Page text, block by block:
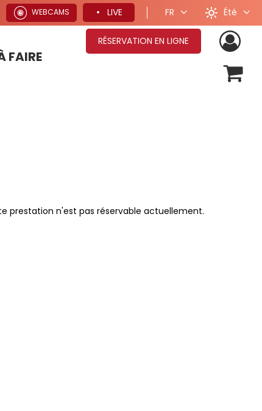
WEBCAMS LIVE FR Été
FAIRE
RÉSERVATION EN LIGNE
prestation n'est pas réservable actuellement.